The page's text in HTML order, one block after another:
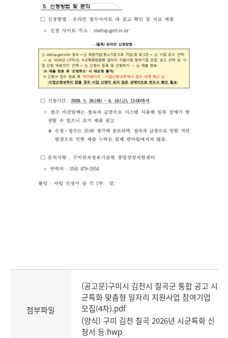
첨부파일
(공고문)구미시 김천시 칠곡군 통합 공고 시
군특화 맞춤형 일자리 지원사업 참여기업
모집(4차).pdf
(양식) 구미 김천 칠곡 2026년 시군특화 신
청서 등.hwp